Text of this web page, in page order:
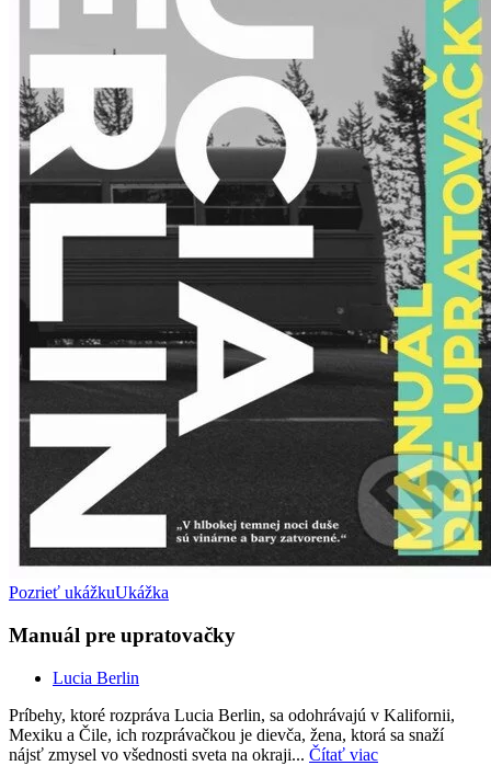
Pozrieť ukážkuUkážka
Manuál pre upratovačky
Lucia Berlin
Príbehy, ktoré rozpráva Lucia Berlin, sa odohrávajú v Kalifornii,
Mexiku a Čile, ich rozprávačkou je dievča, žena, ktorá sa snaží
nájsť zmysel vo všednosti sveta na okraji... Čítať viac